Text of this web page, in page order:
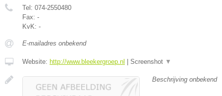
Tel: 074-2550480
Fax: -
KvK: -
E-mailadres onbekend
Website: http://www.bleekergroep.nl Screenshot ▼
Beschrijving onbekend